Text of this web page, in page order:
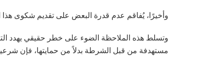
وأخيرًا، يُفاقم عدم قدرة البعض على تقديم شكوى هذا
وتسلط هذه الملاحظة الضوء على خطر حقيقي يهدد
مستهدفة من قبل الشرطة بدلاً من حمايتها، فإن